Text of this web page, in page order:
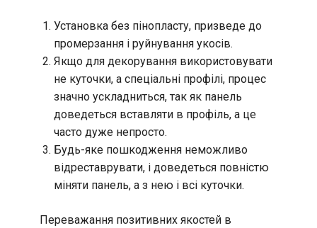
Установка без пінопласту, призведе до
промерзання і руйнування укосів.
Якщо для декорування використовувати
не куточки, а спеціальні профілі, процес
значно ускладниться, так як панель
доведеться вставляти в профіль, а це
часто дуже непросто.
Будь-яке пошкодження неможливо
відреставрувати, і доведеться повністю
міняти панель, а з нею і всі куточки.
Переважання позитивних якостей в